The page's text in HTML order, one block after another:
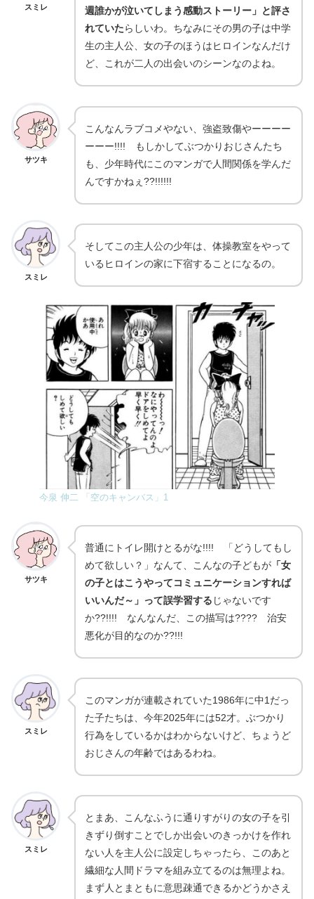
スミレ
週誰かが泣いてしまう感動ストーリー」と評さ
れていたらしいわ。ちなみにその男の子は中学
生の主人公、女の子のほうはヒロインなんだけ
ど、これが二人の出会いのシーンなのよね。
サツキ
こんなんラブコメやない、強盗致傷やーーーー
ーーー!!!! もしかしてぶつかりおじさんたち
も、少年時代にこのマンガで人間関係を学んだ
んですかねぇ??!!!!!!
スミレ
そしてこの主人公の少年は、体操教室をやって
いるヒロインの家に下宿することになるの。
今泉 伸二 「空のキャンバス」1
サツキ
普通にトイレ開けとるがな!!!! 「どうしてもし
めて欲しい？」なんて、こんなの子どもが 「女
の子とはこうやってコミュニケーションすれば
いいんだ～」って誤学習する じゃないです
か??!!!! なんなんだ、この描写は???? 治安
悪化が目的なのか??!!!
スミレ
このマンガが連載されていた1986年に中1だっ
た子たちは、今年2025年には52才。ぶつかり
行為をしているかはわからないけど、ちょうど
おじさんの年齢ではあるわね。
スミレ
とまあ、こんなふうに通りすがりの女の子を引
きずり倒すことでしか出会いのきっかけを作れ
ない人を主人公に設定しちゃったら、このあと
繊細な人間ドラマを組み立てるのは無理よね。
まず人とまともに意思疎通できるかどうかさえ